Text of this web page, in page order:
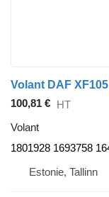
100,81 € HT
Volant
1801928 1693758
Estonie, Tallinn